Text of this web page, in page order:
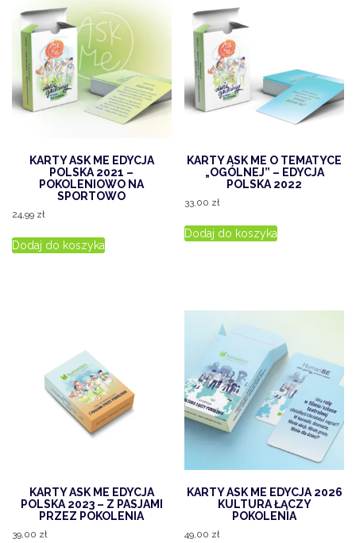
KARTY ASK ME EDYCJA
POLSKA 2021 –
POKOLENIOWO NA
SPORTOWO
24,99 zł
Dodaj do koszyka
KARTY ASK ME O TEMATYCE
„OGÓLNEJ” – EDYCJA
POLSKA 2022
33,00 zł
Dodaj do koszyka
KARTY ASK ME EDYCJA
POLSKA 2023 – Z PASJAMI
PRZEZ POKOLENIA
39,00 zł
KARTY ASK ME EDYCJA 2026
KULTURA ŁĄCZY
POKOLENIA
49,00 zł